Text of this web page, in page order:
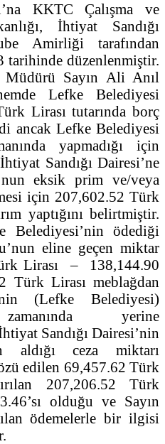
KKTC Çalışma ve
İhtiyat Sandığı
Amirliği tarafından
düzenlenmiştir.
Müdürü Sayın Ali Anıl
Lefke Belediyesi
Lirası tutarında borç
ancak Lefke Belediyesi
yapmadığı için
Sandığı Dairesi’ne
eksik prim ve/veya
için 207,602.52 Türk
yaptığını belirtmiştir.
ödediği
eline geçen miktar
Lirası ‒ 138,144.90
Türk Lirası meblağdan
(Lefke Belediyesi)
yerine
Sandığı Dairesi’nin
aldığı ceza miktarı
edilen 69,457.62 Türk
207,206.52 Türk
olduğu ve Sayın
ödemelerle bir ilgisi